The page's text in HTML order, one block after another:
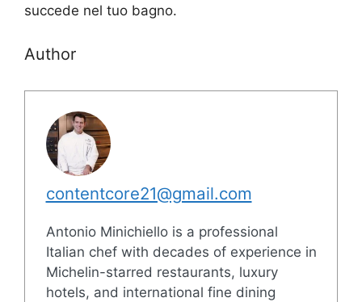
succede nel tuo bagno.
Author
contentcore21@gmail.com
Antonio Minichiello is a professional
Italian chef with decades of experience in
Michelin-starred restaurants, luxury
hotels, and international fine dining